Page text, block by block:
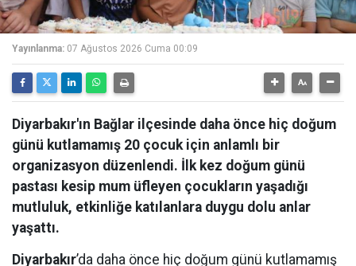
Yayınlanma: 07 Ağustos 2026 Cuma 00:09
Diyarbakır'ın Bağlar ilçesinde daha önce hiç doğum
günü kutlamamış 20 çocuk için anlamlı bir
organizasyon düzenlendi. İlk kez doğum günü
pastası kesip mum üfleyen çocukların yaşadığı
mutluluk, etkinliğe katılanlara duygu dolu anlar
yaşattı.
Diyarbakır’da daha önce hiç doğum günü kutlamamış